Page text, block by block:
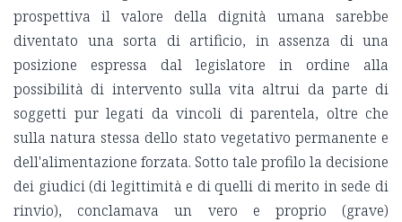
prospettiva il valore della dignità umana sarebbe
diventato una sorta di artificio, in assenza di una
posizione espressa dal legislatore in ordine alla
possibilità di intervento sulla vita altrui da parte di
soggetti pur legati da vincoli di parentela, oltre che
sulla natura stessa dello stato vegetativo permanente e
dell'alimentazione forzata. Sotto tale profilo la decisione
dei giudici (di legittimità e di quelli di merito in sede di
rinvio), conclamava un vero e proprio (grave)